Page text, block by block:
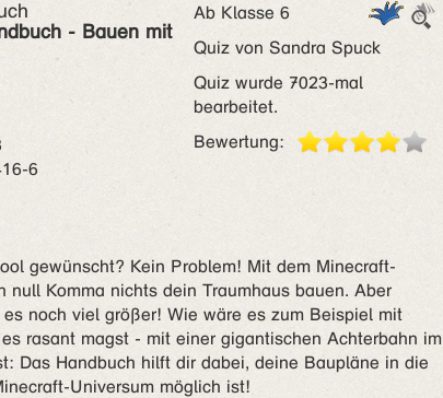
- Bauen mit
6
Ab Klasse 6
Quiz von Sandra Spuck
Quiz wurde 7023-mal
bearbeitet.
Bewertung:
gewünscht? Kein Problem! Mit dem Minecraft-
Komma nichts dein Traumhaus bauen. Aber
noch viel größer! Wie wäre es zum Beispiel mit
rasant magst - mit einer gigantischen Achterbahn im
Das Handbuch hilft dir dabei, deine Baupläne in die
Universum möglich ist!